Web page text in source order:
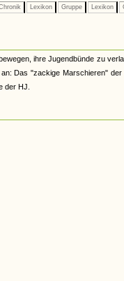
Lexikon Gruppe Lexikon
ihre Jugendbünde zu
Das "zackige Marschieren"
der HJ.